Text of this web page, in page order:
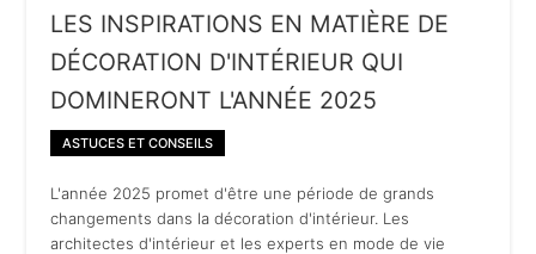
LES INSPIRATIONS EN MATIÈRE DE
DÉCORATION D'INTÉRIEUR QUI
DOMINERONT L'ANNÉE 2025
ASTUCES ET CONSEILS
L'année 2025 promet d'être une période de grands
changements dans la décoration d'intérieur. Les
architectes d'intérieur et les experts en mode de vie